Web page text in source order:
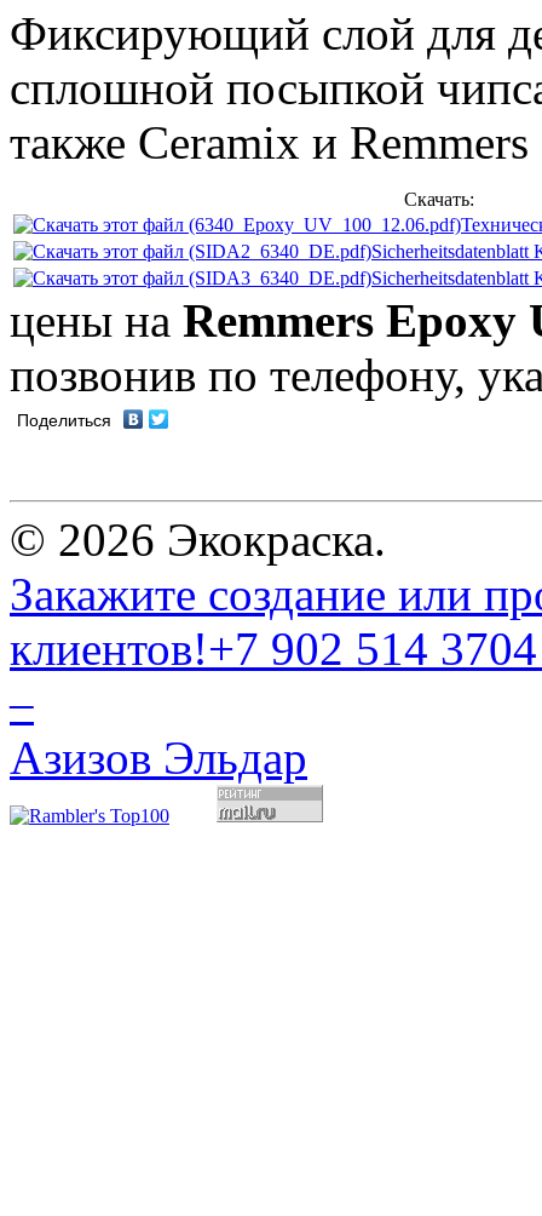
Фиксирующий слой для
сплошной посыпкой
также Ceramix и
Скачать:
Sicherheitsdatenblatt
Sicherheitsdatenblatt
цены на Remmers Epoxy
позвонив по телефону,
Поделиться
© 2026 Экокраска.
Закажите создание или
клиентов!+7 902 514 3704
–
Азизов Эльдар